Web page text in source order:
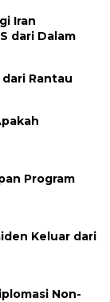
Iran
dari Dalam
Rantau
Program
Keluar dari
Non-